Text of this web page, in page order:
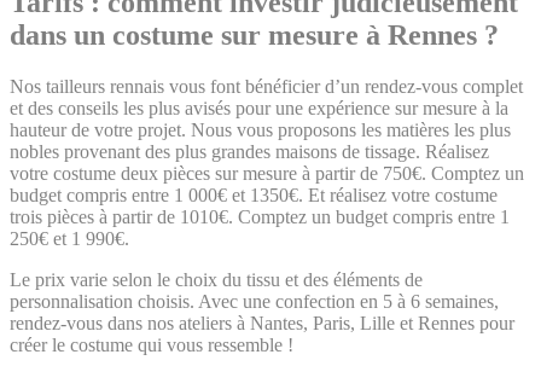
dans un costume sur mesure à Rennes ?
Nos tailleurs rennais vous font bénéficier d’un rendez-vous complet
et des conseils les plus avisés pour une expérience sur mesure à la
hauteur de votre projet. Nous vous proposons les matières les plus
nobles provenant des plus grandes maisons de tissage. Réalisez
votre costume deux pièces sur mesure à partir de 750€. Comptez un
budget compris entre 1 000€ et 1350€. Et réalisez votre costume
trois pièces à partir de 1010€. Comptez un budget compris entre 1
250€ et 1 990€.
Le prix varie selon le choix du tissu et des éléments de
personnalisation choisis. Avec une confection en 5 à 6 semaines,
rendez-vous dans nos ateliers à Nantes, Paris, Lille et Rennes pour
créer le costume qui vous ressemble !